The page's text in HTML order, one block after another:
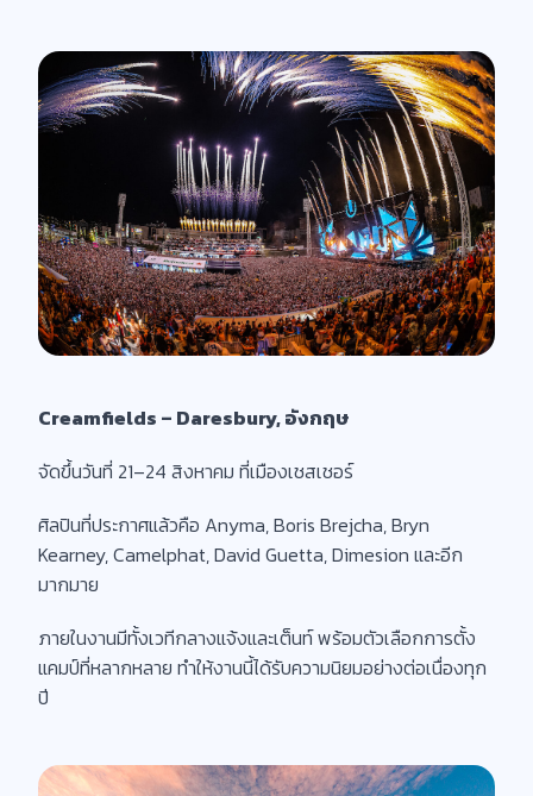
Creamfields – Daresbury, อังกฤษ
จัดขึ้นวันที่ 21–24 สิงหาคม ที่เมืองเชสเชอร์
ศิลปินที่ประกาศแล้วคือ Anyma, Boris Brejcha, Bryn
Kearney, Camelphat, David Guetta, Dimesion และอีก
มากมาย
ภายในงานมีทั้งเวทีกลางแจ้งและเต็นท์ พร้อมตัวเลือกการตั้ง
แคมป์ที่หลากหลาย ทำให้งานนี้ได้รับความนิยมอย่างต่อเนื่องทุก
ปี